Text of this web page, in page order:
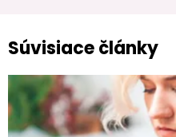
Súvisiace články